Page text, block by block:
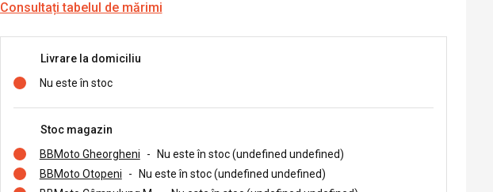
Consultați tabelul de mărimi
Livrare la domiciliu
Nu este în stoc
Stoc magazin
BBMoto Gheorgheni
-
Nu este în stoc (undefined undefined)
BBMoto Otopeni
-
Nu este în stoc (undefined undefined)